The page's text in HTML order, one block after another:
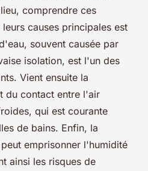
comprendre ces
causes principales est
souvent causée par
isolation, est l'un des
Vient ensuite la
du contact entre l'air
qui est courante
de bains. Enfin, la
emprisonner l'humidité
ainsi les risques de